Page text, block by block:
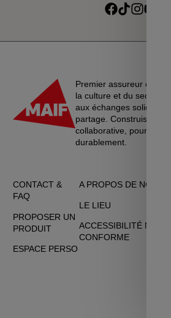
Je souhaite recevoir les alertes des
Premier assureur du
la culture et du secteur
aux échanges solidaires,
partage. Construisons
collaborative, pour vivre
durablement.
CONTACT &
FAQ
PROPOSER UN
PRODUIT
ESPACE PERSO
A PROPOS DE NOUS
LE LIEU
ACCESSIBILITÉ NON
CONFORME